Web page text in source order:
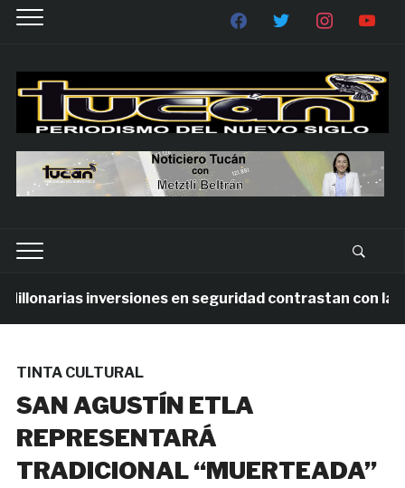
inversiones en seguridad contrastan con la
TINTA CULTURAL
SAN AGUSTÍN ETLA
REPRESENTARÁ
TRADICIONAL “MUERTEADA”